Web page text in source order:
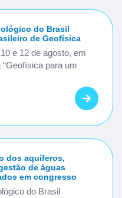
do Brasil
de Geofísica
e 12 de agosto, em
para um
dos aquíferos,
de águas
em congresso
do Brasil